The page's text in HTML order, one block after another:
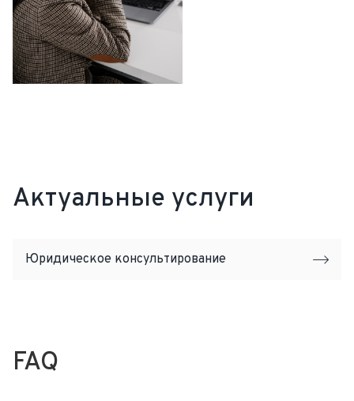
Актуальные услуги
Юридическое консультирование
FAQ